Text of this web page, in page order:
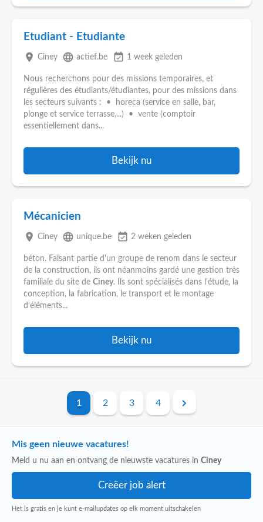
Etudiant - Etudiante
place Ciney language actief.be event_available 1 week geleden
Nous recherchons pour des missions temporaires, et
régulières des étudiants/étudiantes, pour des missions dans
les secteurs suivants : • horeca (service en salle, bar,
plonge et service terrasse,...) • vente (comptoir
essentiellement dans...
Bekijk nu
Mécanicien
place Ciney language unique.be event_available 2 weken geleden
béton. Faisant partie d'un groupe de renom dans le secteur
de la construction, ils ont néanmoins gardé une gestion très
familiale du site de Ciney. Ils sont spécialisés dans l'étude, la
conception, la fabrication, le transport et le montage
d'éléments...
Bekijk nu
1 2 3 4
Mis geen nieuwe vacatures!
Meld u nu aan en ontvang de nieuwste vacatures in Ciney
Het is gratis en je kunt e-mailupdates op elk moment uitschakelen